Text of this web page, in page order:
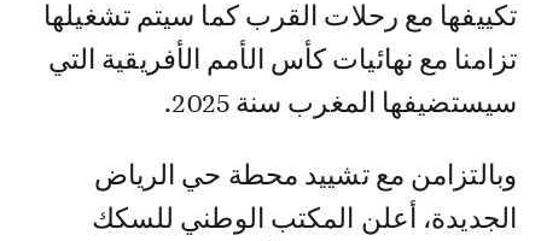
تكييفها مع رحلات القرب كما سيتم تشغيلها
تزامنا مع نهائيات كأس الأمم الأفريقية التي
سيستضيفها المغرب سنة 2025.
وبالتزامن مع تشييد محطة حي الرياض
الجديدة، أعلن المكتب الوطني للسكك